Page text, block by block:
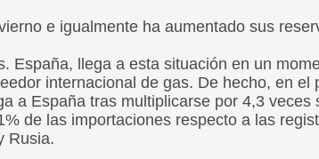
e igualmente ha aumentado sus
España, llega a esta situación en un
internacional de gas. De hecho, en el
a España tras multiplicarse por 4,3 veces
de las importaciones respecto a las
Rusia.